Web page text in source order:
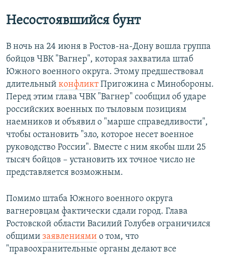
Несостоявшийся бунт
В ночь на 24 июня в Ростов-на-Дону вошла группа
бойцов ЧВК "Вагнер", которая захватила штаб
Южного военного округа. Этому предшествовал
длительный конфликтПригожина с Минобороны.
Перед этим глава ЧВК "Вагнер" сообщил об ударе
российских военных по тыловым позициям
наемников и объявил о "марше справедливости",
чтобы остановить "зло, которое несет военное
руководство России". Вместе с ним якобы шли 25
тысяч бойцов – установить их точное число не
представляется возможным.
Помимо штаба Южного военного округа
вагнеровцам фактически сдали город. Глава
Ростовской области Василий Голубев ограничился
общими заявлениями о том, что
"правоохранительные органы делают все